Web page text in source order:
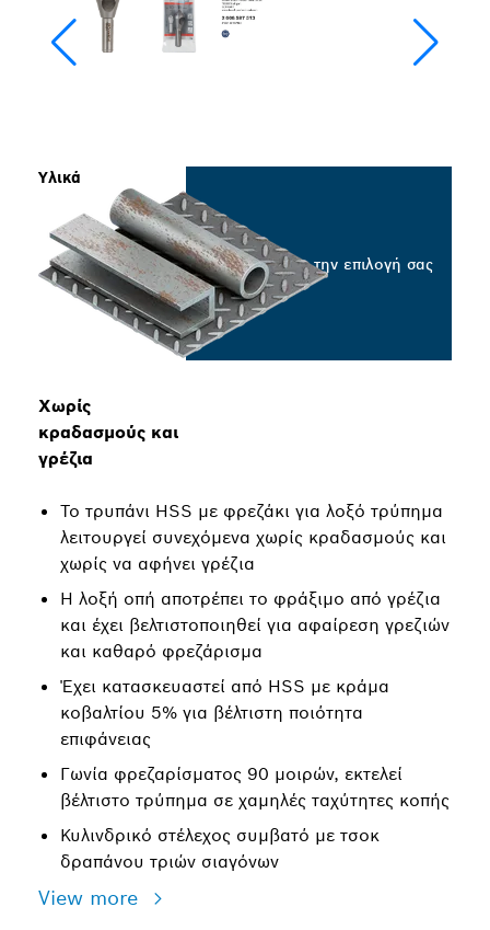
Χωρίς
κραδασμούς και
γρέζια
Το τρυπάνι HSS με φρεζάκι για λοξό τρύπημα
λειτουργεί συνεχόμενα χωρίς κραδασμούς και
χωρίς να αφήνει γρέζια
Η λοξή οπή αποτρέπει το φράξιμο από γρέζια
και έχει βελτιστοποιηθεί για αφαίρεση γρεζιών
και καθαρό φρεζάρισμα
Έχει κατασκευαστεί από HSS με κράμα
κοβαλτίου 5% για βέλτιστη ποιότητα
επιφάνειας
Γωνία φρεζαρίσματος 90 μοιρών, εκτελεί
βέλτιστο τρύπημα σε χαμηλές ταχύτητες κοπής
Κυλινδρικό στέλεχος συμβατό με τσοκ
δραπάνου τριών σιαγόνων
View more
Υλικά
Επιλέξτε την επιλογή σας